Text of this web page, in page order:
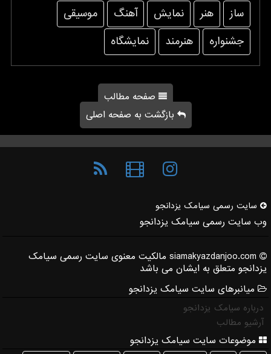
ساز هنر نمایش آهنگ
موسیقی
جشنواره
هنرمند نمایشگاه
صفحه مطالب
بازگشت به صفحه اصلی
سایت رسمی سیامك یزدانجو
وب سایت رسمی سیامک یزدانجو
siamakyazdanjoo.com مالکیت معنوی سایت رسمی سیامک
یزدانجو متعلق به ایشان می باشد
میانبرهای سایت سیامک یزدانجو
درباره سیامک یزدانجو
آرشیو مطالب
موضوعات سایت سیامک یزدانجو